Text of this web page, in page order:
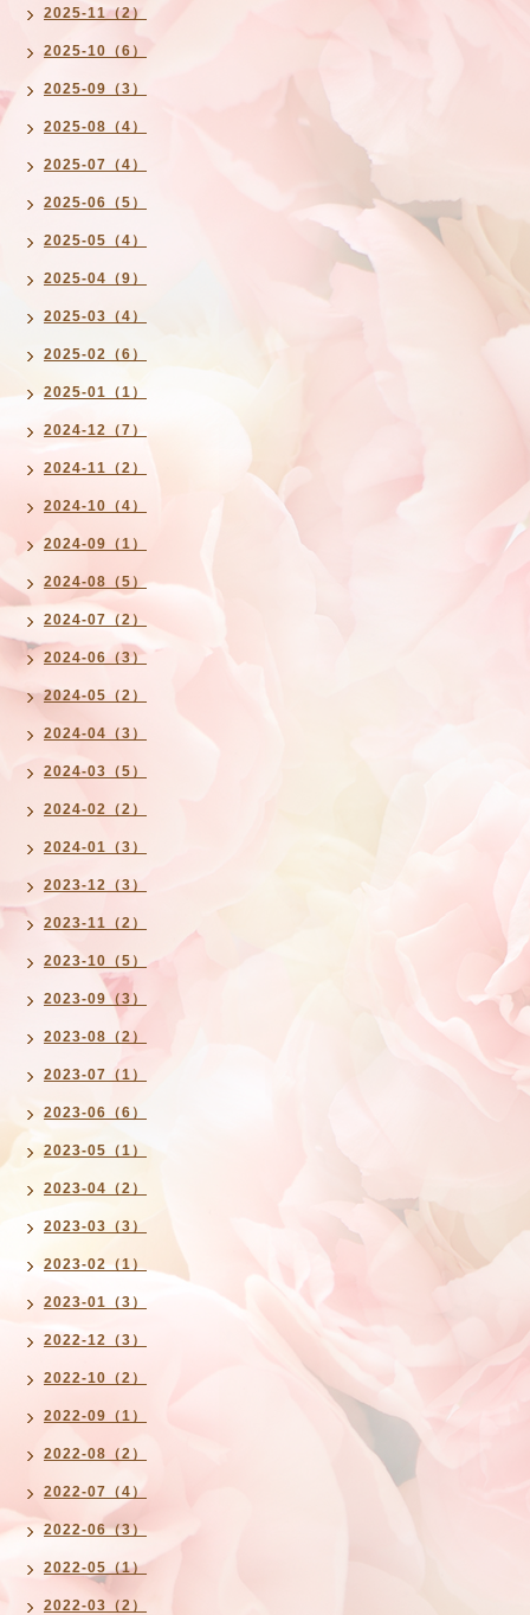
2025-11（2）
2025-10（6）
2025-09（3）
2025-08（4）
2025-07（4）
2025-06（5）
2025-05（4）
2025-04（9）
2025-03（4）
2025-02（6）
2025-01（1）
2024-12（7）
2024-11（2）
2024-10（4）
2024-09（1）
2024-08（5）
2024-07（2）
2024-06（3）
2024-05（2）
2024-04（3）
2024-03（5）
2024-02（2）
2024-01（3）
2023-12（3）
2023-11（2）
2023-10（5）
2023-09（3）
2023-08（2）
2023-07（1）
2023-06（6）
2023-05（1）
2023-04（2）
2023-03（3）
2023-02（1）
2023-01（3）
2022-12（3）
2022-10（2）
2022-09（1）
2022-08（2）
2022-07（4）
2022-06（3）
2022-05（1）
2022-03（2）